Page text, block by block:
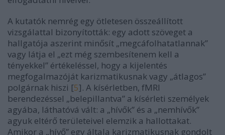
A kutatók nemrég egy ötletesen összeállított
vizsgálattal bizonyították: egy adott szöveget a
hallgatója aszerint minősít „megcáfolhatatlannak”
vagy látja el „ezt még szembesítenem kell a
tényekkel” értékeléssel, hogy a kijelentés
megfogalmazóját karizmatikusnak vagy „átlagos”
polgárnak hiszi [5]. A kísérletben, fMRI
berendezéssel „belepillantva” a kísérleti személyek
agyába, láthatóvá vált: a „hívők” és a „nemhívők”
agyuk eltérő területeivel elemzik a hallottakat.
Amikor a „hívő” egy általa karizmatikusnak gondolt